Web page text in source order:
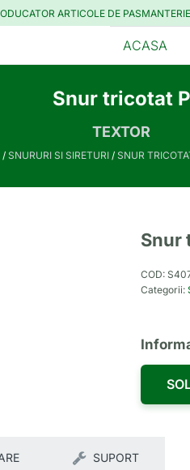
ARTICOLE DE
ACASA
Snur tricotat P
TEXTOR
/ SNURURI SI SIRETURI / SNUR
Snur
COD:
Categorii:
SUPORT